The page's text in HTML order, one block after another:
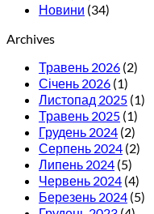
Новини (34)
Archives
Травень 2026 (2)
Січень 2026 (1)
Листопад 2025 (1)
Травень 2025 (1)
Грудень 2024 (2)
Серпень 2024 (2)
Липень 2024 (5)
Червень 2024 (4)
Березень 2024 (5)